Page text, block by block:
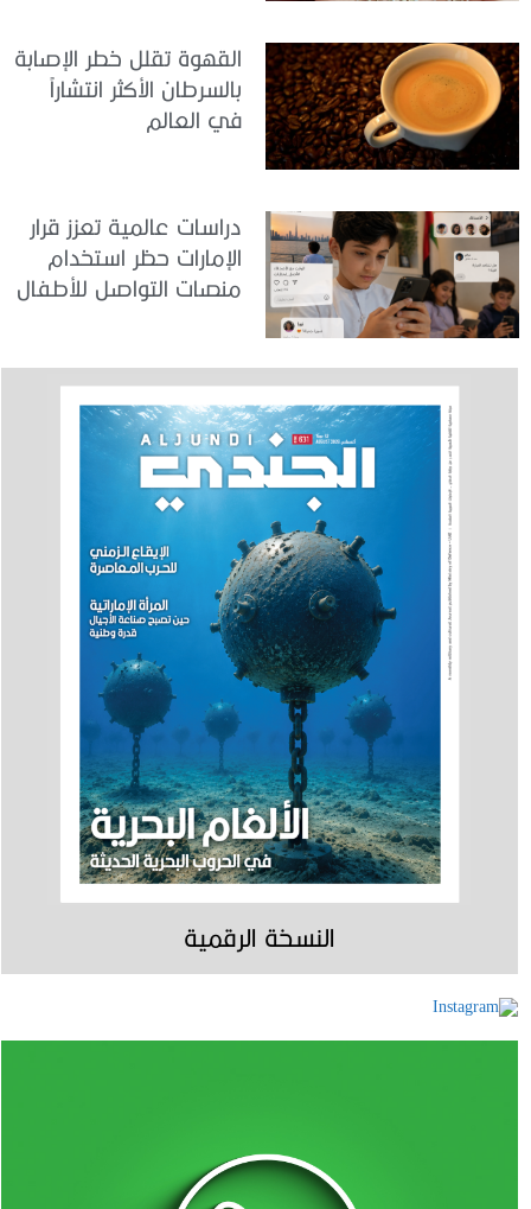
القهوة تقلل خطر الإصابة
بالسرطان الأكثر انتشاراً
في العالم
دراسات عالمية تعزز قرار
الإمارات حظر استخدام
منصات التواصل للأطفال
النسخة الرقمية